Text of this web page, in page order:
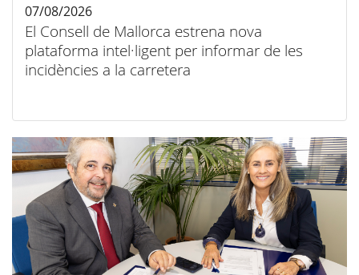
El Consell de Mallorca estrena nova
plataforma intel·ligent per informar de les
incidències a la carretera
07/08/2026